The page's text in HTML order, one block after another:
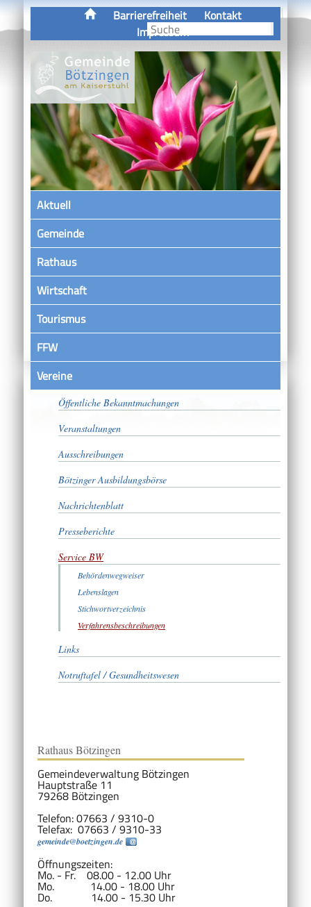
Barrierefreiheit
Kontakt
Impressum
Aktuell
Gemeinde
Rathaus
Wirtschaft
Tourismus
FFW
VereineSatzungen
Öffentliche Bekanntmachungen
Veranstaltungen
Ausschreibungen
Bötzinger Ausbildungsbörse
Nachrichtenblatt
Presseberichte
Service BW
Behördenwegweiser
Lebenslagen
Stichwortverzeichnis
Verfahrensbeschreibungen
Links
Notruftafel / Gesundheitswesen
Rathaus Bötzingen
Gemeindeverwaltung Bötzingen
Hauptstraße 11
79268 Bötzingen
Telefon: 07663 / 9310-0
Telefax: 07663 / 9310-33
gemeinde@boetzingen.de
Öffnungszeiten:
Mo. - Fr. 08.00 - 12.00 Uhr
Mo. 14.00 - 18.00 Uhr
Do. 14.00 - 15.30 Uhr